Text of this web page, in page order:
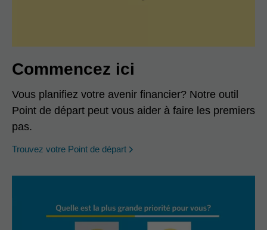
Commencez ici
Vous planifiez votre avenir financier? Notre outil
Point de départ peut vous aider à faire les premiers
pas.
Trouvez votre Point de départ opens in a new window